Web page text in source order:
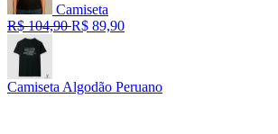
Camiseta
R$ 104,90 R$ 89,90
Camiseta Algodão Peruano